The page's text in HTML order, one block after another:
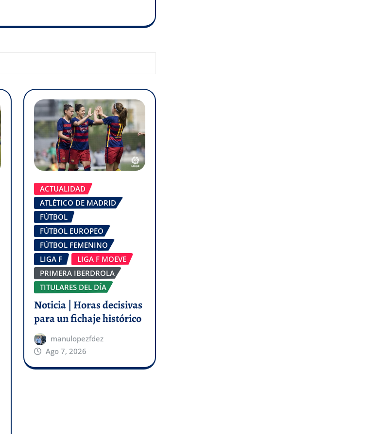
ACTUALIDAD
ATLÉTICO DE MADRID
FÚTBOL
FÚTBOL EUROPEO
FÚTBOL FEMENINO
LIGA F
LIGA F MOEVE
PRIMERA IBERDROLA
TITULARES DEL DÍA
Noticia | Horas decisivas
para un fichaje histórico
manulopezfdez
Ago 7, 2026